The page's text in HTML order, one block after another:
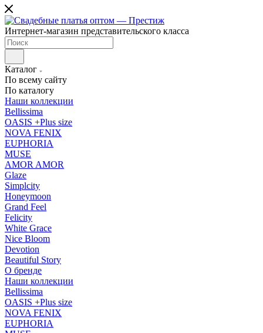
Интернет-магазин представительского класса
Каталог
По всему сайту
По каталогу
Наши коллекции
Bellissima
OASIS +Plus size
NOVA FENIX
EUPHORIA
MUSE
AMOR AMOR
Glaze
Simplcity
Honeymoon
Grand Feel
Felicity
White Grace
Nice Bloom
Devotion
Beautiful Story
О бренде
Наши коллекции
Bellissima
OASIS +Plus size
NOVA FENIX
EUPHORIA